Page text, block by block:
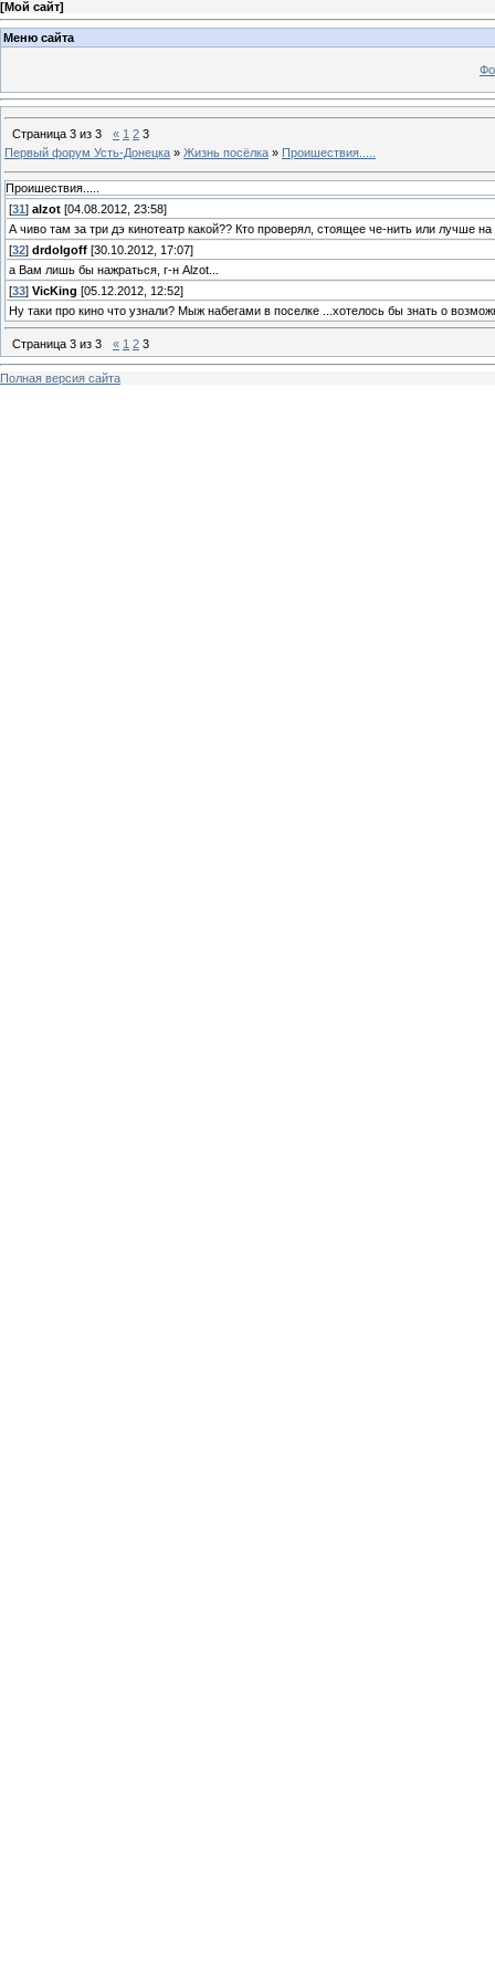
[Мой сайт]
Меню сайта
Страница 3 из 3 « 1 2 3
Первый форум Усть-Донецка » Жизнь посёлка » Проишествия.....
Проишествия.....
[31] alzot [04.08.2012, 23:58]
А чиво там за три дэ кинотеатр какой?? Кто проверял, стоящее че-нить или лучше на
[32] drdolgoff [30.10.2012, 17:07]
а Вам лишь бы нажраться, г-н Alzot...
[33] VicKing [05.12.2012, 12:52]
Ну таки про кино что узнали? Мыж набегами в поселке ...хотелось бы знать о
Страница 3 из 3 « 1 2 3
Полная версия сайта